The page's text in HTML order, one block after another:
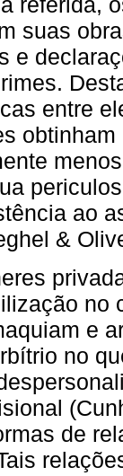
suas
e
entre
ao
&
no
e
no
de